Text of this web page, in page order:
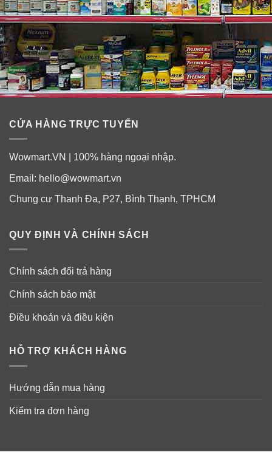
công thức tăng cường canxi sẽ là nguồn bổ sung canxi
rất hiệu quả cho cơ thể.
hơi khó tiêu Tums Antacid Melon Berry
những người có triệu chứng ơ, nóng, ợ chua, bụng khó
chịu, ăn không ngon…
CỬA HÀNG TRỰC TUYẾN
Wowmart.VN | 100% hàng ngoại nhập.
Email: hello@wowmart.vn
Chung cư Thanh Đa, P27, Bình Thạnh, TPHCM
QUY ĐỊNH VÀ CHÍNH SÁCH
Chính sách đổi trả hàng
Chính sách bảo mật
Điều khoản và điều kiện
HỖ TRỢ KHÁCH HÀNG
Hướng dẫn mua hàng
Kiểm tra đơn hàng